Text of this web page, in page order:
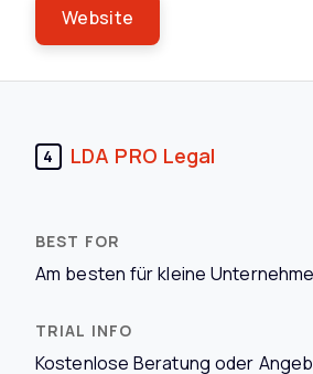
Website
4 LDA PRO Legal
Am besten für kleine
Kostenlose Beratung oder